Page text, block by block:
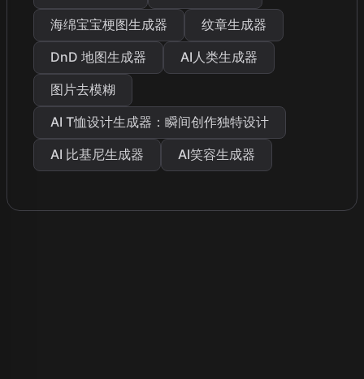
海绵宝宝梗图生成器
纹章生成器
DnD 地图生成器
AI人类生成器
图片去模糊
AI T恤设计生成器：瞬间创作独特设计
AI 比基尼生成器
AI笑容生成器